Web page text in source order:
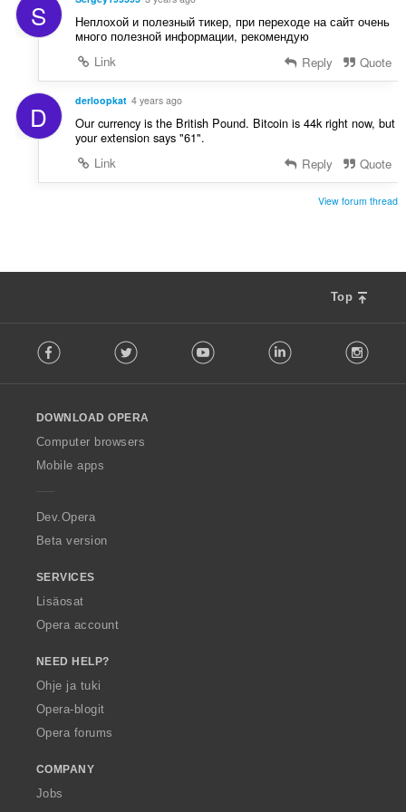
:
S
Неплохой и полезный тикер, при переходе на сайт очень
много полезной информации, рекомендую
Link
Reply Quote
D derloopkat 4 years ago
Our currency is the British Pound. Bitcoin is 44k right now, but
your extension says "61".
Link
Reply Quote
View forum thread
Top
o
w
O
p
a
Facebook Twitter Youtube LinkedIn
DOWNLOAD OPERA
Computer browsers
Mobile apps
Dev.Opera
Beta version
SERVICES
Lisäosat
Opera account
NEED HELP?
Ohje ja tuki
Opera-blogit
Opera forums
COMPANY
Jobs